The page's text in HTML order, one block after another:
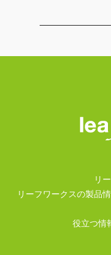
リ
リーフワークスの製品
役立つ情